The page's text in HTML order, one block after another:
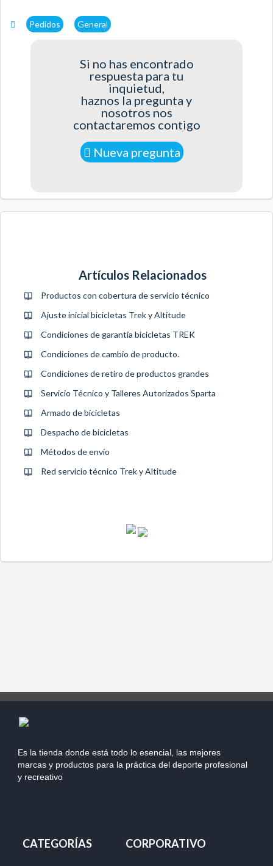
Pedidos General
Si no has encontrado
respuesta para tu
inquietud,
haznos la pregunta y
nosotros nos
contactaremos contigo
Nueva pregunta
Artículos Relacionados
Productos con cobertura de servicio técnico
Ajuste inicial bicicletas Trek y Altitude
Condiciones de garantía bicicletas TREK
Condiciones de cambio de producto.
Condiciones de retiro de productos grandes
Servicio Técnico y Talleres Autorizados Sparta
Armado de bicicletas
Despacho de bicicletas
Métodos de envío
Red servicio técnico Trek y Altitude
Es la tienda donde está todo lo esencial, las mejores
marcas y productos para la práctica del deporte profesional
y recreativo
CATEGORÍAS CORPORATIVO